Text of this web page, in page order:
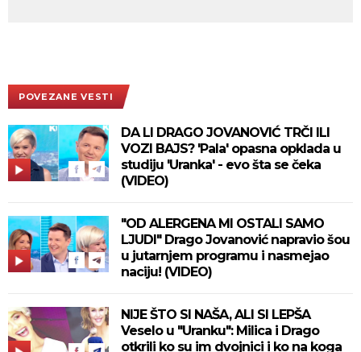
POVEZANE VESTI
DA LI DRAGO JOVANOVIĆ TRČI ILI
VOZI BAJS? 'Pala' opasna opklada u
studiju 'Uranka' - evo šta se čeka
(VIDEO)
"OD ALERGENA MI OSTALI SAMO
LJUDI" Drago Jovanović napravio šou
u jutarnjem programu i nasmejao
naciju! (VIDEO)
NIJE ŠTO SI NAŠA, ALI SI LEPŠA
Veselo u "Uranku": Milica i Drago
otkrili ko su im dvojnici i ko na koga